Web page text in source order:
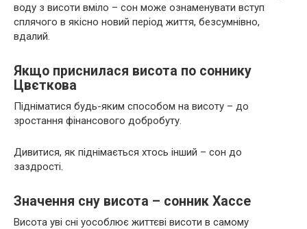
воду з висоти вміло – сон може ознаменувати вступ
сплячого в якісно новий період життя, безсумнівно,
вдалий.
Якщо приснилася висота по соннику
Цвєткова
Підніматися будь-яким способом на висоту – до
зростання фінансового добробуту.
Дивитися, як піднімається хтось інший – сон до
заздрості.
Значення сну висота – сонник Хассе
Висота уві сні уособлює життєві висоти в самому